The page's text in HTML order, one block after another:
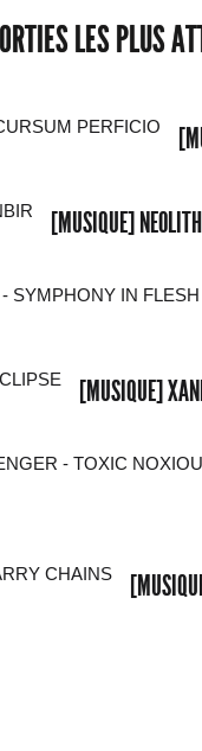
LES PLUS
[MUSIQUE]
[MUSIQUE]